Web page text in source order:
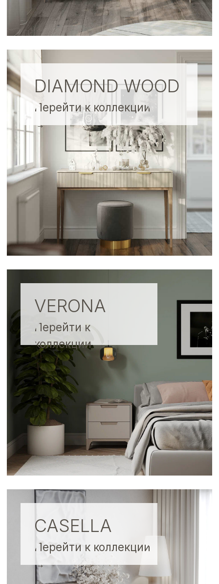
месяцев
Срок изготовления
40 рабочих дней
Фурнитура европейского
производства фирмы
Hettich
ARCO
NOLA
Перейти к коллекции
На фабрике Mister Room
работают перфекционисты